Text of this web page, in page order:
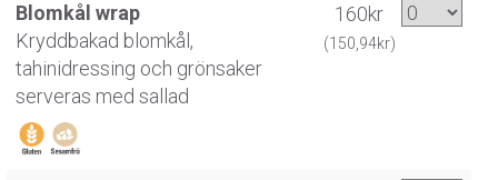
Blomkål wrap
Kryddbakad blomkål,
tahinidressing och grönsaker
serveras med sallad
160kr
(150,94kr)